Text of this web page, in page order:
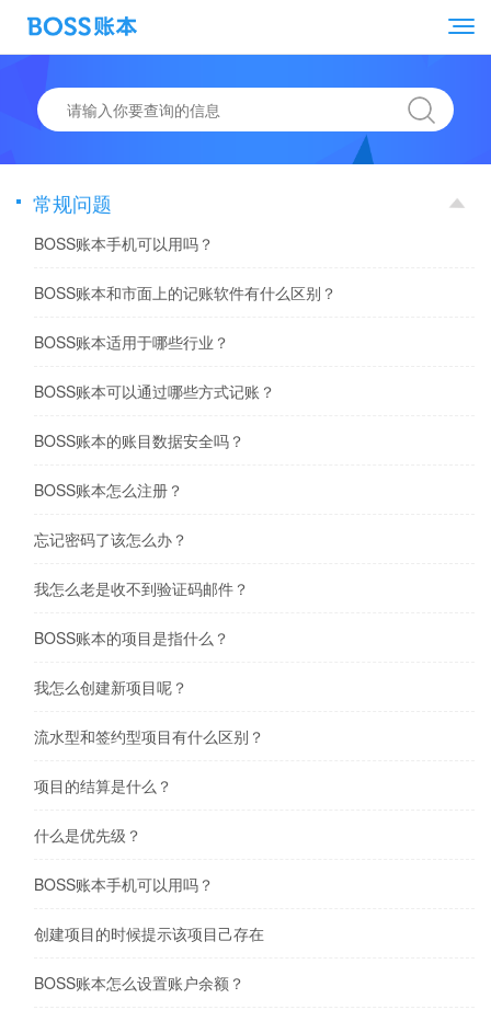
常规问题
BOSS账本手机可以用吗？
BOSS账本和市面上的记账软件有什么区别？
BOSS账本适用于哪些行业？
BOSS账本可以通过哪些方式记账？
BOSS账本的账目数据安全吗？
BOSS账本怎么注册？
忘记密码了该怎么办？
我怎么老是收不到验证码邮件？
BOSS账本的项目是指什么？
我怎么创建新项目呢？
流水型和签约型项目有什么区别？
项目的结算是什么？
什么是优先级？
BOSS账本手机可以用吗？
创建项目的时候提示该项目己存在
BOSS账本怎么设置账户余额？